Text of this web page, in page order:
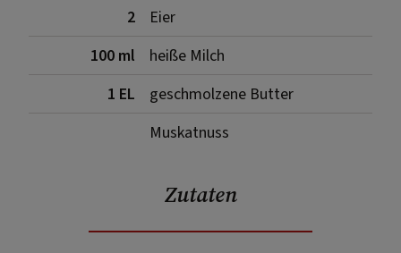
2
Eier
100 ml
heiße Milch
1 EL
geschmolzene Butter
Muskatnuss
Zutaten